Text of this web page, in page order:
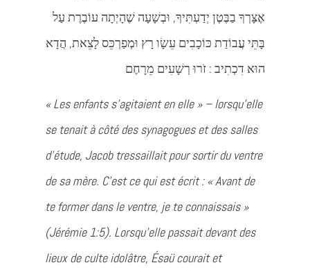
אֶצָּרְךָ בַבֶּטֶן יְדַעְתִּיךָ, וּבְשָׁעָה שֶׁהָיְתָה עוֹבֶרֶת עַל
בָּתֵּי עֲבוֹדַת כּוֹכָבִים עֵשָׂו רָץ וּמְפַרְכֵּס לָצֵאת, הֲדָא
הוּא דִכְתִיב : זֹרוּ רְשָׁעִים מֵרָחֶם
« Les enfants s’agitaient en elle » – lorsqu’elle
se tenait à côté des synagogues et des salles
d’étude, Jacob tressaillait pour sortir du ventre
de sa mère. C’est ce qui est écrit : « Avant de
te former dans le ventre, je te connaissais »
(Jérémie 1:5). Lorsqu’elle passait devant des
lieux de culte idolâtre, Ésaü courait et